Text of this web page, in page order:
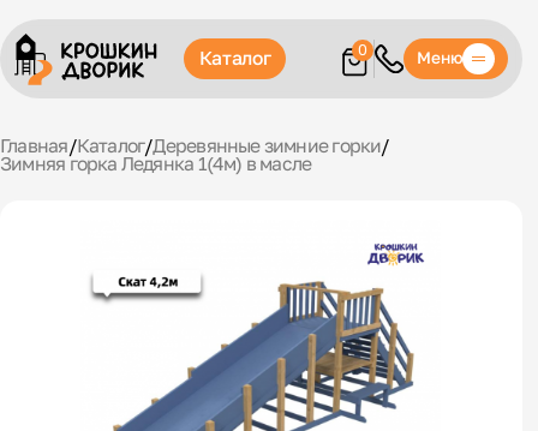
Каталог 0 Меню
Главная/Каталог/Деревянные зимние горки/
Зимняя горка Ледянка 1(4м) в масле